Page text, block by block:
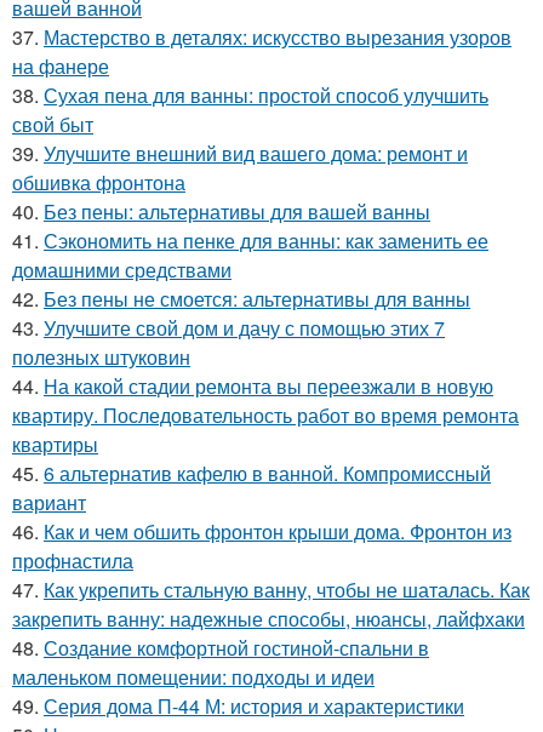
вашей ванной
37. Мастерство в деталях: искусство вырезания узоров
на фанере
38. Сухая пена для ванны: простой способ улучшить
свой быт
39. Улучшите внешний вид вашего дома: ремонт и
обшивка фронтона
40. Без пены: альтернативы для вашей ванны
41. Сэкономить на пенке для ванны: как заменить ее
домашними средствами
42. Без пены не смоется: альтернативы для ванны
43. Улучшите свой дом и дачу с помощью этих 7
полезных штуковин
44. На какой стадии ремонта вы переезжали в новую
квартиру. Последовательность работ во время ремонта
квартиры
45. 6 альтернатив кафелю в ванной. Компромиссный
вариант
46. Как и чем обшить фронтон крыши дома. Фронтон из
профнастила
47. Как укрепить стальную ванну, чтобы не шаталась. Как
закрепить ванну: надежные способы, нюансы, лайфхаки
48. Создание комфортной гостиной-спальни в
маленьком помещении: подходы и идеи
49. Серия дома П-44 М: история и характеристики